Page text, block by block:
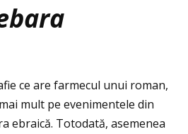
ce are farmecul unui roman,
mult pe evenimentele din
ebraică. Totodată, asemenea